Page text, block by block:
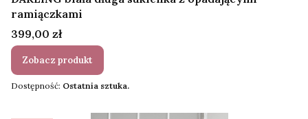
ramiączkami
Cena
399,00 zł
Zobacz produkt
Dostępność: Ostatnia sztuka.